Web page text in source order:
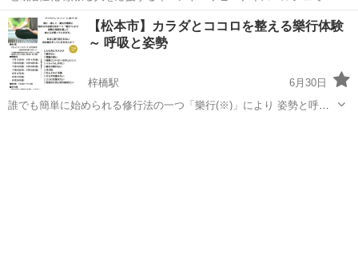
す！ 南松本駅近のお洒落な家具屋さん《東京インテリア松本店》さん
の美味しいお洒落なカフェコーナー内でのイベント開催です！ お気軽
にお立ち寄りくださいませ！ ...
長野 松本市 南松本駅 ワークショップ
【松本市】カラダとココロを整える樂行体験
～ 呼吸と姿勢
梓橋駅
6月30日
誰でも簡単に始められる修行法の一つ「樂行(※)」により 姿勢と呼吸